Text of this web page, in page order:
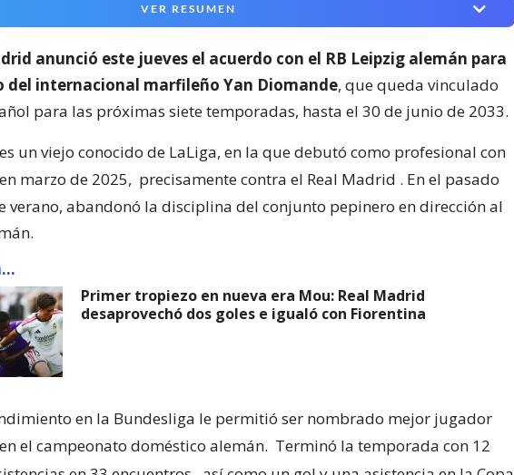
VER RESUMEN
anunció este jueves el acuerdo con el RB Leipzig alemán para
del internacional marfileño Yan Diomande, que queda vinculado
para las próximas siete temporadas, hasta el 30 de junio de 2033.
un viejo conocido de LaLiga, en la que debutó como profesional con
marzo de 2025, precisamente contra el Real Madrid . En el pasado
verano, abandonó la disciplina del conjunto pepinero en dirección al
Primer tropiezo en nueva era Mou: Real Madrid
desaprovechó dos goles e igualó con Fiorentina
en la Bundesliga le permitió ser nombrado mejor jugador
el campeonato doméstico alemán. Terminó la temporada con 12